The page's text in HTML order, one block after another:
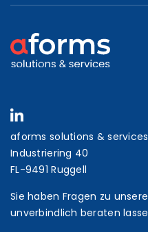
aforms solutions & services
Industriering 40
FL-9491 Ruggell
Sie haben Fragen zu
unverbindlich beraten